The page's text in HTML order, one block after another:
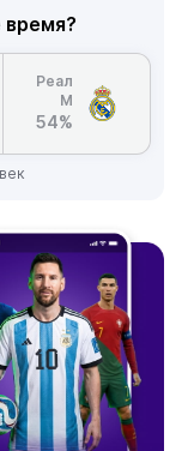
время?
Реал
М
54%